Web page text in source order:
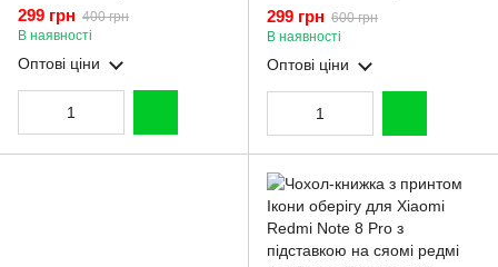
метелики глянцевий із
захистом камери із золотою
окантовкою
299 грн 400 грн
В наявності
Оптові ціни
підставкою із золотою
окантовкою на сяомі редмі
нот 8 про чорний gs1
299 грн 600 грн
В наявності
Оптові ціни